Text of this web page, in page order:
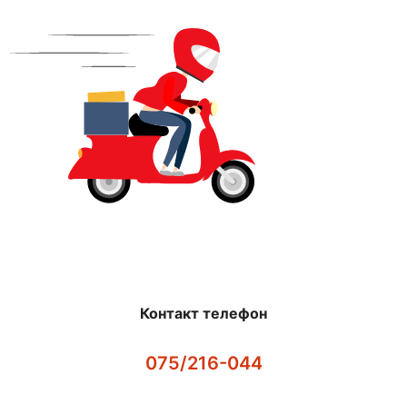
Контакт телефон
075/216-044